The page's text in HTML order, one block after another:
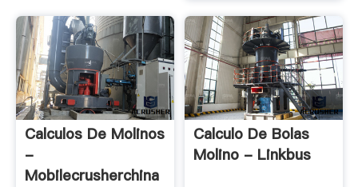
Calculos De Molinos
-
Mobilecrusherchina
Calculo De Bolas
Molino - Linkbus